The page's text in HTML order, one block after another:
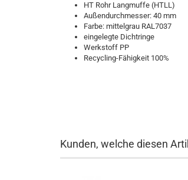
HT Rohr Langmuffe (HTLL)
Außendurchmesser: 40 mm
Farbe: mittelgrau RAL7037
eingelegte Dichtringe
Werkstoff PP
Recycling-Fähigkeit 100%
Kunden, welche diesen